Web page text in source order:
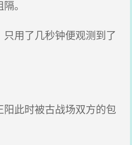
。
用了几秒钟便观测到了
此时被古战场双方的包